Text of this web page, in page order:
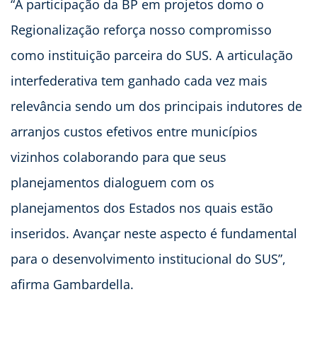
“A participação da BP em projetos domo o
Regionalização reforça nosso compromisso
como instituição parceira do SUS. A articulação
interfederativa tem ganhado cada vez mais
relevância sendo um dos principais indutores de
arranjos custos efetivos entre municípios
vizinhos colaborando para que seus
planejamentos dialoguem com os
planejamentos dos Estados nos quais estão
inseridos. Avançar neste aspecto é fundamental
para o desenvolvimento institucional do SUS”,
afirma Gambardella.